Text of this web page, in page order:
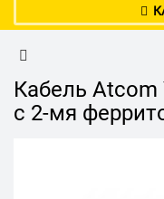
Кабель Atcom
с 2-мя